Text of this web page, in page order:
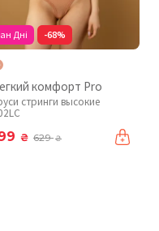
Дні -68%
комфорт Pro
стринги высокие
₴ 629₴